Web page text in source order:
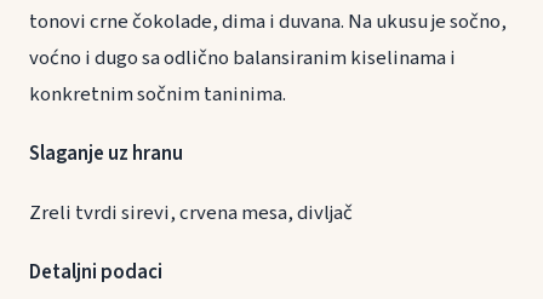
tonovi crne čokolade, dima i duvana. Na ukusu je sočno,
voćno i dugo sa odlično balansiranim kiselinama i
konkretnim sočnim taninima.
Slaganje uz hranu
Zreli tvrdi sirevi, crvena mesa, divljač
Detaljni podaci